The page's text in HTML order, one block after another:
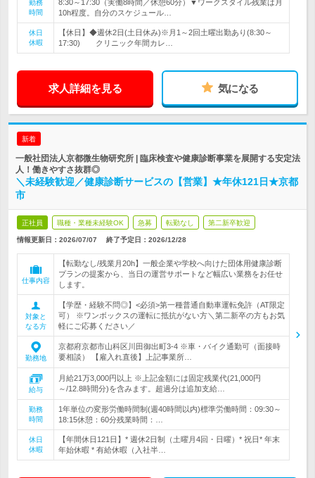
勤務
時間
8:30～17:30（実働8時間／休憩60分）▼ワークスタイル残業は月
10h程度。自分のスケジュール…
休日
休暇
【休日】◆週休2日(土日休み)※月1～2回土曜出勤あり(8:30～
17:30) クリニック年間カレ…
求人詳細を見る 気になる
新着
一般社団法人京都微生物研究所 | 臨床検査や健康診断事業を展開する安定法
人！働きやすさ抜群◎
＼未経験歓迎／健康診断サービスの【営業】★年休121日★京都
市
正社員 職種・業種未経験OK 急募 転勤なし 第二新卒歓迎
情報更新日：2026/07/07 終了予定日： 2026/12/28
仕事内容
【転勤なし/残業月20h】一般企業や学校へ向けた団体用健康診断
プランの提案から、当日の運営サポートなど幅広い業務をお任せ
します。
対象と
なる方
【学歴・経験不問◎】<必須>第一種普通自動車運転免許（AT限定
可） ※ワンボックスの運転に抵抗がない方＼第二新卒の方もお気
軽にご応募ください／
勤務地
京都府京都市山科区川田御出町3-4 ※車・バイク通勤可（面接時
要相談） 【雇入れ直後】上記事業所…
給与
月給21万3,000円以上 ※上記金額には固定残業代(21,000円
～/12.8時間分)を含みます。超過分は追加支給…
勤務
時間
1年単位の変形労働時間制(週40時間以内)標準労働時間：09:30～
18:15休憩：60分残業時間：…
休日
休暇
【年間休日121日】* 週休2日制（土曜月4回・日曜）* 祝日* 年末
年始休暇 * 有給休暇（入社半…